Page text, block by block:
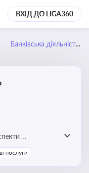
ВХІД ДО LIGA360
Банківська діяльність
банківських
послуги